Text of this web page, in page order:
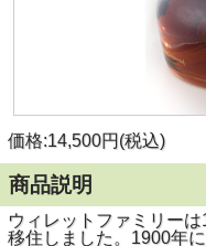
価格:14,500円(税込)
商品説明
ウィレットファミリー
移住しました。1900年